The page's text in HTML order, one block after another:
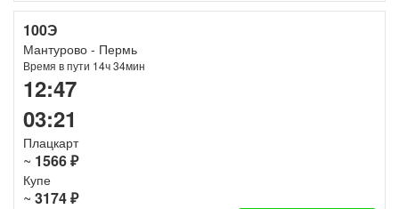
100Э
Мантурово - Пермь
Время в пути 14ч 34мин
12:47
03:21
Плацкарт
~ 1566 ₽
Купе
~ 3174 ₽